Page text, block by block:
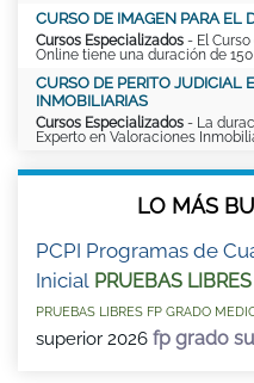
CURSO DE IMAGEN PARA EL
Cursos Especializados - El
Online tiene una duración de
CURSO DE PERITO JUDICIAL
INMOBILIARIAS
Cursos Especializados - La
Experto en Valoraciones
LO MÁS
PCPI Programas de
Inicial PRUEBAS
PRUEBAS LIBRES FP GRADO
superior 2026 fp grado